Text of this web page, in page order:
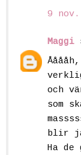
9 nov.
Maggi
och
som
blir
Ha de